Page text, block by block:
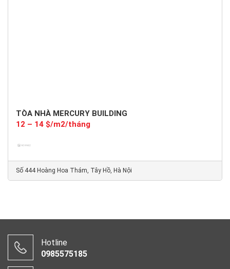
TÒA NHÀ MERCURY BUILDING
12 – 14 $/m2/tháng
Số 444 Hoàng Hoa Thám, Tây Hồ, Hà Nội
Hotline
0985575185